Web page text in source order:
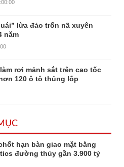
lừa đảo trốn nã xuyên
năm
rơi mảnh sắt trên cao tốc
120 ô tô thủng lốp
hạn bàn giao mặt bằng
đường thủy gần 3.900 tỷ